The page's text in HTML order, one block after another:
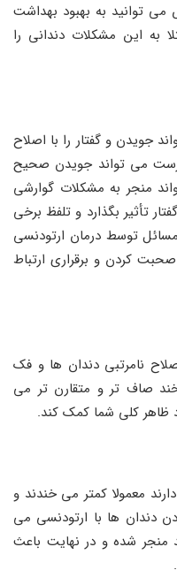
توانید به بهبود بهداشت
به این مشکلات دندانی را
جویدن و گفتار را با اصلاح
می تواند جویدن صحیح
منجر به مشکلات گوارشی
تأثیر بگذارد و تلفظ برخی
توسط درمان ارتودنسی
کردن و برقراری ارتباط
نامرتبی دندان ها و فک
صاف تر و متقارن تر می
ظاهر کلی شما کمک کند.
معمولا کمتر می خندند و
دندان ها با ارتودنسی می
منجر شده و در نهایت باعث